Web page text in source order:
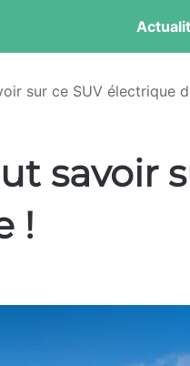
sur ce SUV électrique
savoir
!